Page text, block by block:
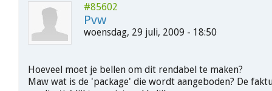
#85602
Pvw
woensdag, 29 juli, 2009 - 18:50
Hoeveel moet je bellen om dit rendabel te maken?
Maw wat is de 'package' die wordt aangeboden? De